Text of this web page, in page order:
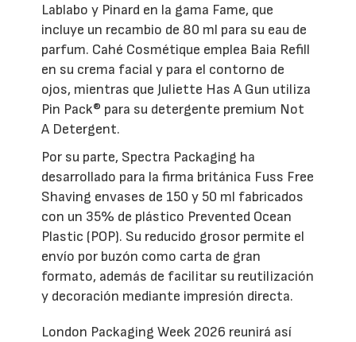
Lablabo y Pinard en la gama Fame, que
incluye un recambio de 80 ml para su eau de
parfum. Cahé Cosmétique emplea Baia Refill
en su crema facial y para el contorno de
ojos, mientras que Juliette Has A Gun utiliza
Pin Pack® para su detergente premium Not
A Detergent.
Por su parte, Spectra Packaging ha
desarrollado para la firma británica Fuss Free
Shaving envases de 150 y 50 ml fabricados
con un 35% de plástico Prevented Ocean
Plastic (POP). Su reducido grosor permite el
envío por buzón como carta de gran
formato, además de facilitar su reutilización
y decoración mediante impresión directa.
London Packaging Week 2026 reunirá así